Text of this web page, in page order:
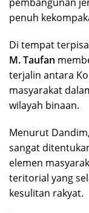
penuh
Di tempat
M. Taufan
terjalin antara
masyarakat
wilayah binaan.
Menurut
sangat
elemen
teritorial yang
kesulitan rakyat.